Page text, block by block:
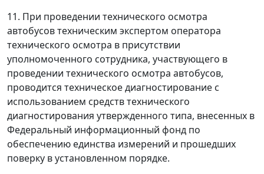
11. При проведении технического осмотра
автобусов техническим экспертом оператора
технического осмотра в присутствии
уполномоченного сотрудника, участвующего в
проведении технического осмотра автобусов,
проводится техническое диагностирование с
использованием средств технического
диагностирования утвержденного типа, внесенных в
Федеральный информационный фонд по
обеспечению единства измерений и прошедших
поверку в установленном порядке.